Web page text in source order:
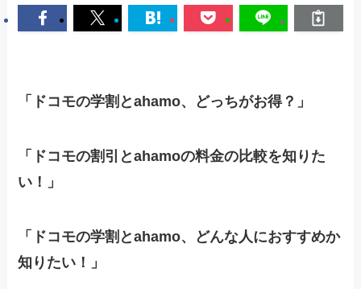
「ドコモの学割とahamo、どっちがお得？」
「ドコモの割引とahamoの料金の比較を知りた
い！」
「ドコモの学割とahamo、どんな人におすすめか
知りたい！」